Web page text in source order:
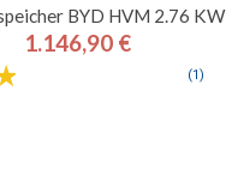
BYD HVM 2.76 KW
Preis
1.146,90 €
(1)